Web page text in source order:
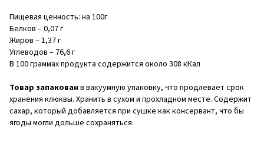
Пищевая ценность: на 100г
Белков – 0,07 г
Жиров – 1,37 г
Углеводов – 76,6 г
В 100 граммах продукта содержится около 308 кКал
Товар запакованв вакуумную упаковку, что продлевает срок
хранения клюквы. Хранить в сухом и прохладном месте. Содержит
сахар, который добавляется при сушке как консервант, что бы
ягоды могли дольше сохраняться.